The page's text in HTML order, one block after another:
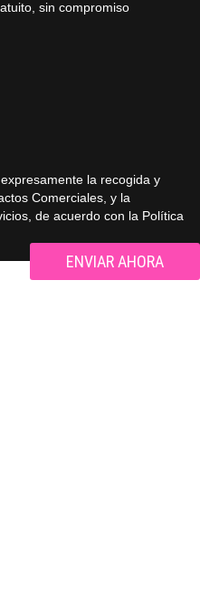
sin compromiso
la recogida y
Comerciales, y la
de acuerdo con la Política